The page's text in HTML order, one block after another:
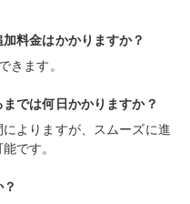
料金はかかりますか？
きます。
では何日かかりますか？
よりますが、スムーズに進
です。